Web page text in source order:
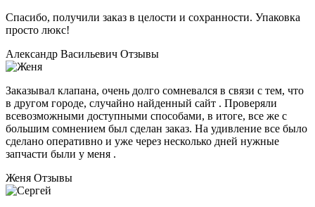
Спасибо, получили заказ в целости и сохранности. Упаковка
просто люкс!
Александр Васильевич Отзывы
Заказывал клапана, очень долго сомневался в связи с тем, что
в другом городе, случайно найденный сайт . Проверяли
всевозможными доступными способами, в итоге, все же с
большим сомнением был сделан заказ. На удивление все было
сделано оперативно и уже через несколько дней нужные
запчасти были у меня .
Женя Отзывы